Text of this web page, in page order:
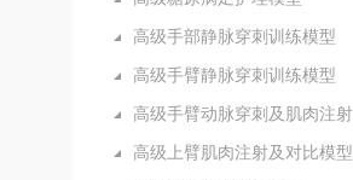
高级手部静脉穿刺训练模型
高级手臂静脉穿刺训练模型
高级上臂肌肉注射及对比模型